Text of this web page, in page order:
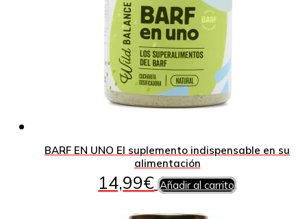
BARF EN UNO El suplemento indispensable en su
alimentación
14,99€ Añadir al carrito